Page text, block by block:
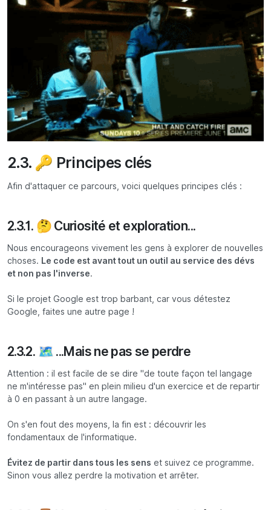
2.3. 🔑 Principes clés
Afin d'attaquer ce parcours, voici quelques principes clés :
2.3.1. 🤔 Curiosité et exploration...
Nous encourageons vivement les gens à explorer de nouvelles
choses. Le code est avant tout un outil au service des dévs
et non pas l'inverse.
Si le projet Google est trop barbant, car vous détestez
Google, faites une autre page !
2.3.2. 🗺️ ...Mais ne pas se perdre
Attention : il est facile de se dire "de toute façon tel langage
ne m'intéresse pas" en plein milieu d'un exercice et de repartir
à 0 en passant à un autre langage.
On s'en fout des moyens, la fin est : découvrir les
fondamentaux de l'informatique.
Évitez de partir dans tous les sens et suivez ce programme.
Sinon vous allez perdre la motivation et arrêter.